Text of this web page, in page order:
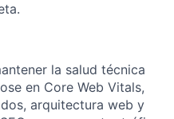
la salud técnica
en Core Web Vitals,
arquitectura web y